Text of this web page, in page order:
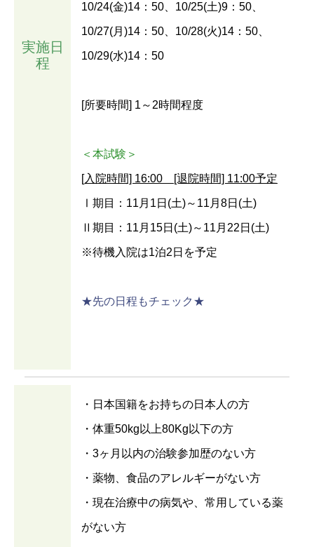
実施日
程
10/24(金)14：50、10/25(土)9：50、
10/27(月)14：50、10/28(火)14：50、
10/29(水)14：50
[所要時間] 1～2時間程度
＜本試験＞
[入院時間] 16:00 [退院時間] 11:00予定
Ⅰ期目：11月1日(土)～11月8日(土)
Ⅱ期目：11月15日(土)～11月22日(土)
※待機入院は1泊2日を予定
★先の日程もチェック★
・日本国籍をお持ちの日本人の方
・体重50kg以上80Kg以下の方
・3ヶ月以内の治験参加歴のない方
・薬物、食品のアレルギーがない方
・現在治療中の病気や、常用している薬
がない方